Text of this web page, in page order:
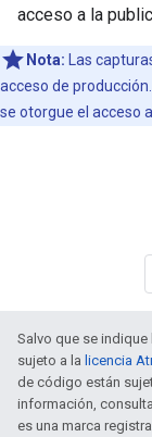
acceso a la
Nota: Las
acceso de
se otorgue el acceso
Salvo que se
sujeto a la licencia
de código están
información,
es una marca